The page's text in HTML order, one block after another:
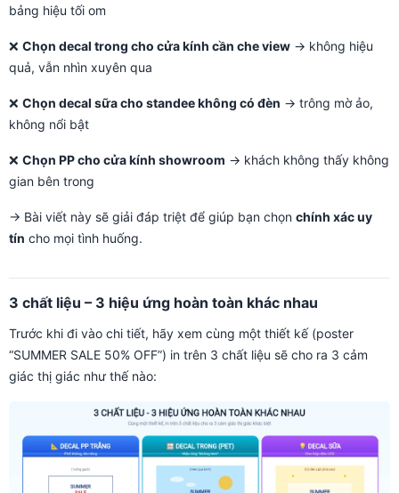
bảng hiệu tối om
❌ Chọn decal trong cho cửa kính cần che view → không hiệu
quả, vẫn nhìn xuyên qua
❌ Chọn decal sữa cho standee không có đèn → trông mờ ảo,
không nổi bật
❌ Chọn PP cho cửa kính showroom → khách không thấy không
gian bên trong
→ Bài viết này sẽ giải đáp triệt để giúp bạn chọn chính xác uy
tín cho mọi tình huống.
3 chất liệu – 3 hiệu ứng hoàn toàn khác nhau
Trước khi đi vào chi tiết, hãy xem cùng một thiết kế (poster
“SUMMER SALE 50% OFF”) in trên 3 chất liệu sẽ cho ra 3 cảm
giác thị giác như thế nào: